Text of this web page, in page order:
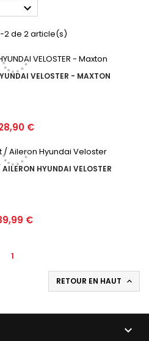

2 de 2 article(s)
VELOSTER - MAXTON
€
HYUNDAI VELOSTER
€
1
RETOUR EN HAUT 
